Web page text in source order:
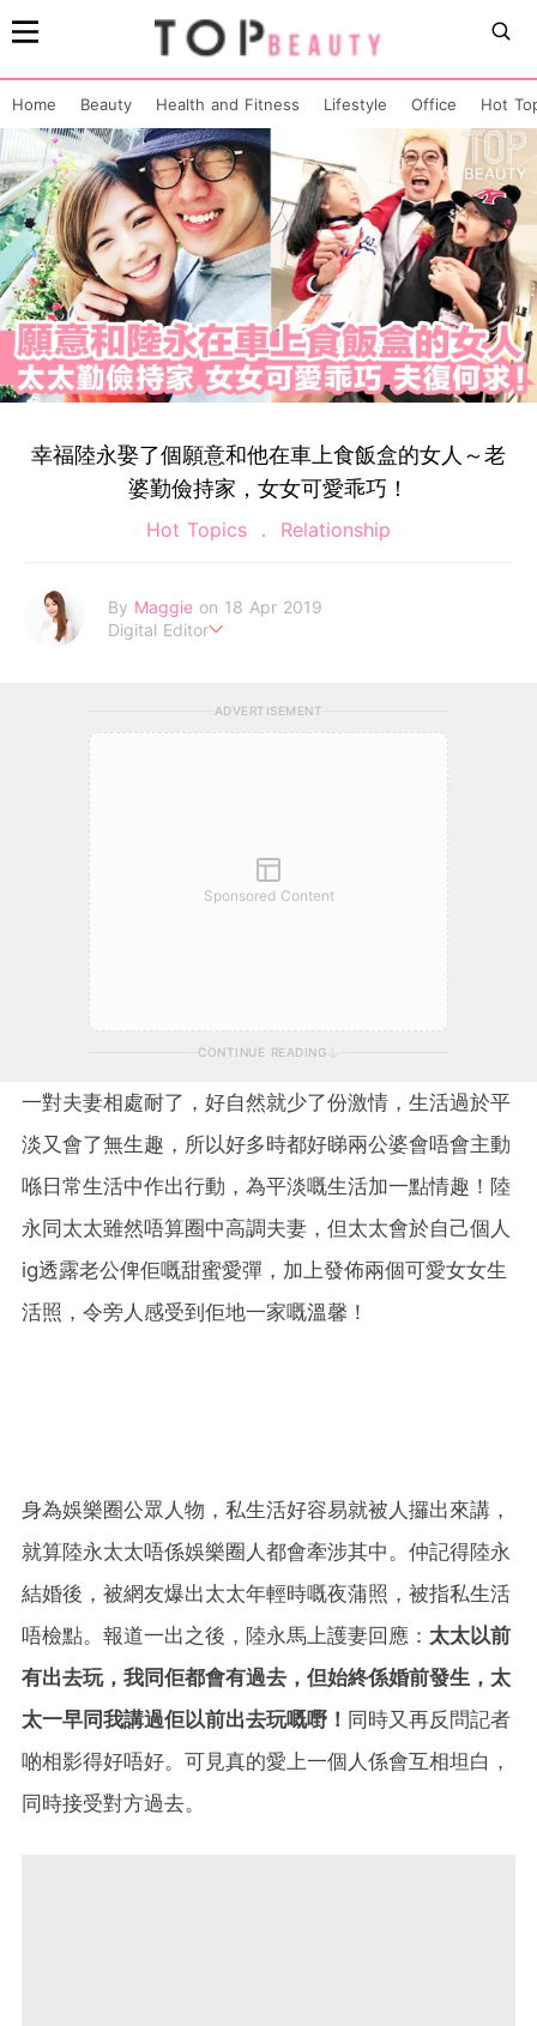
Home Beauty Health and Fitness Lifestyle Office Hot
幸福陸永娶了個願意和他在車上食飯盒的女人～老
婆勤儉持家，女女可愛乖巧！
Hot Topics Relationship
By Maggie on 18 Apr 2019
Digital Editor
ADVERTISEMENT
Sponsored Content
CONTINUE READING
一對夫妻相處耐了，好自然就少了份激情，生活過於平
淡又會了無生趣，所以好多時都好睇兩公婆會唔會主動
喺日常生活中作出行動，為平淡嘅生活加一點情趣！陸
永同太太雖然唔算圈中高調夫妻，但太太會於自己個人
ig透露老公俾佢嘅甜蜜愛彈，加上發佈兩個可愛女女生
活照，令旁人感受到佢地一家嘅溫馨！
身為娛樂圈公眾人物，私生活好容易就被人攞出來講，
就算陸永太太唔係娛樂圈人都會牽涉其中。仲記得陸永
結婚後，被網友爆出太太年輕時嘅夜蒲照，被指私生活
唔檢點。報道一出之後，陸永馬上護妻回應： 太太以前
有出去玩，我同佢都會有過去，但始終係婚前發生，太
太一早同我講過佢以前出去玩嘅嘢！ 同時又再反問記者
啲相影得好唔好。可見真的愛上一個人係會互相坦白，
同時接受對方過去。